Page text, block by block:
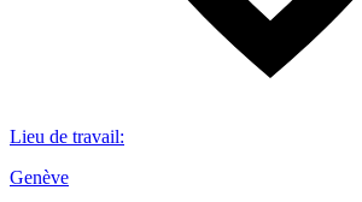
Lieu de travail:
Genève